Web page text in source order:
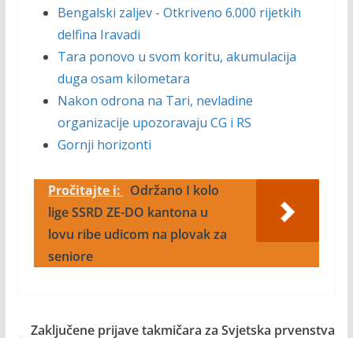
Bengalski zaljev - Otkriveno 6.000 rijetkih
delfina Iravadi
Tara ponovo u svom koritu, akumulacija
duga osam kilometara
Nakon odrona na Tari, nevladine
organizacije upozoravaju CG i RS
Gornji horizonti
Pročitajte i:
Održano I kolo
lige SSRD ZE-DO kantona u
lovu ribe udicom na plovak za
seniore
Zaključene prijave takmičara za Svjetska prvenstva